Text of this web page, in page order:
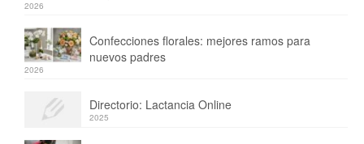
2026
Confecciones florales: mejores ramos para
nuevos padres
2026
Directorio: Lactancia Online
2025